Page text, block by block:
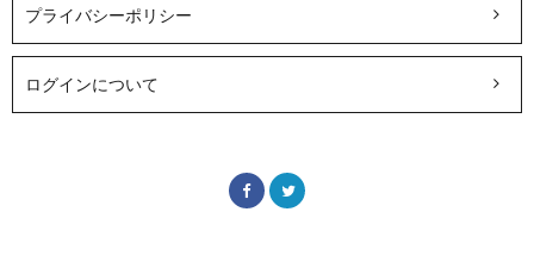
プライバシーポリシー
ログインについて